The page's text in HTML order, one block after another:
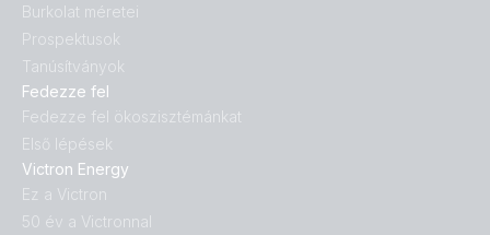
Fedezze fel
Fedezze fel ökoszisztémánkat
Első lépések
Victron Energy
Ez a Victron
50 év a Victronnal
Burkolat méretei
Prospektusok
Tanúsítványok